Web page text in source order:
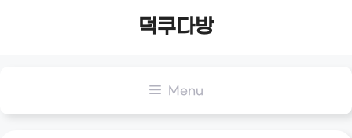
덕쿠다방
Menu